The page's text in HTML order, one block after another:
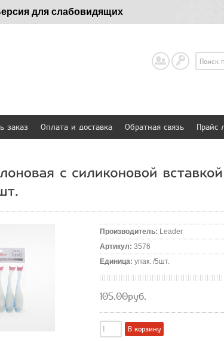
для слабовидящих
Регистрация
Вход
заказ Оплата и доставка Обратная связь Прайс
Производитель: Leader
Артикул: 3576
Единица: упак. /5шт.
105.00руб.